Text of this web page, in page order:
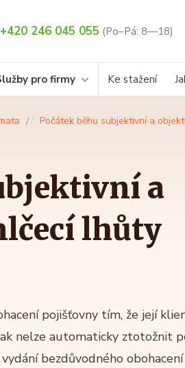
+420 246 045 055 (Po–Pá: 8—18)
pro firmy Ke stažení
Počátek běhu subjektivní a
a
lhůty
pojišťovny tím, že její
nelze automaticky ztotožnit
bezdůvodného